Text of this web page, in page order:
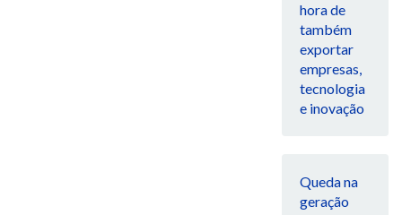
hora de
também
exportar
empresas,
tecnologia
e inovação
Queda na
geração